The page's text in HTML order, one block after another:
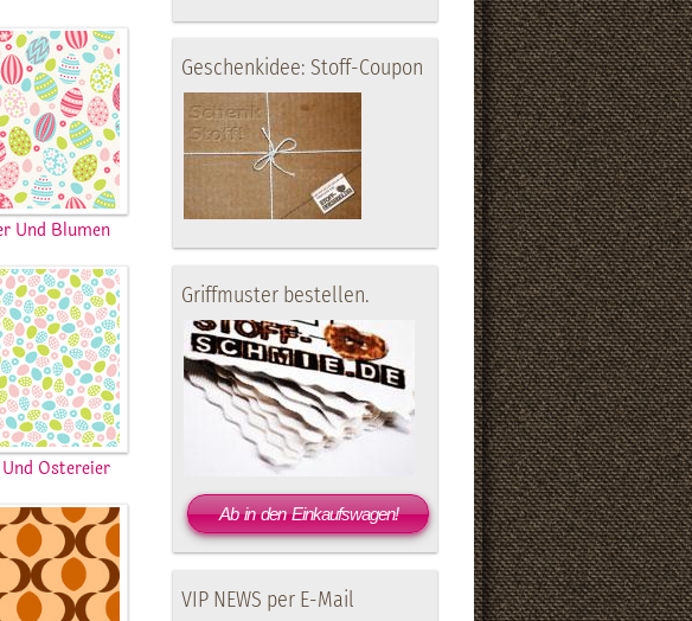
Und Blumen
Ostereier
Geschenkidee: Stoff-Coupon
Griffmuster bestellen.
Ab in den Einkaufswagen!
VIP NEWS per E-Mail